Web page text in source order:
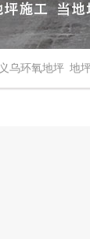
义乌环氧地坪 地